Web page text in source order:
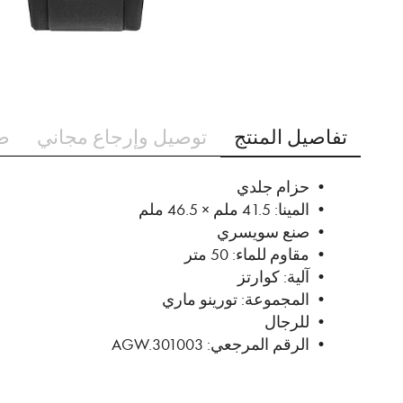
بداية
معرض
تفاصيل المنتج
• حزام جلدي
• المينا: 41.5 ملم × 46.5 ملم
• صنع سويسري
• مقاوم للماء: 50 متر
• آلية: كوارتز
• المجموعة: تورينو ماري
• للرجال
• الرقم المرجعي: AGW.301003
توصيل وإرجاع مجاني